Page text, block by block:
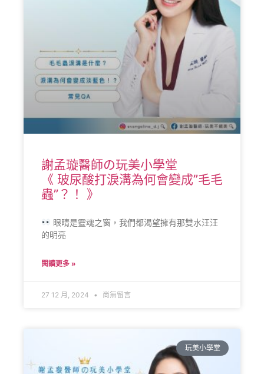
謝孟璇醫師の玩美小學堂
《 玻尿酸打淚溝為何會變成”毛毛
蟲”？！ 》
眼睛是靈魂之窗，我們都渴望擁有那雙水汪汪
的明亮
閱讀更多 »
27 12 月, 2024 尚無留言
玩美小學堂